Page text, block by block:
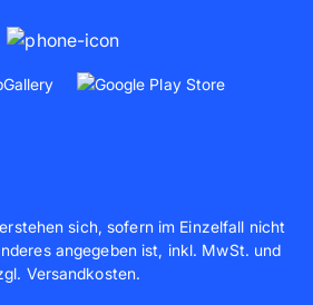
sich, sofern im Einzelfall nicht
angegeben ist, inkl. MwSt. und
Versandkosten.